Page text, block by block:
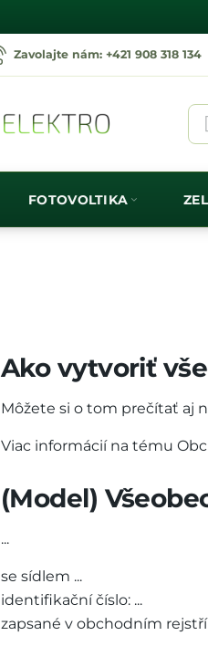
Zavolajte nám: +421 908 318 134
FOTOVOLTIKA
Ako vytvoriť
Môžete si o tom prečítať aj
Viac informácií na tému
(Model)
...
se sídlem ...
identifikační číslo: ...
zapsané v obchodním